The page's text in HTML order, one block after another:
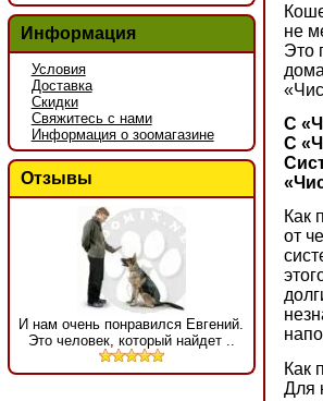
не
Это
С
С
Как
от
Как
Для
Информация
Условия
Доставка
Скидки
Свяжитесь с нами
Информация о зоомагазине
Отзывы
И нам очень понравился Евгений.
Это человек, который найдет ..